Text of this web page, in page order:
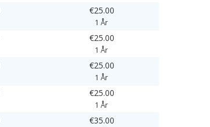
€25.00
1 År
€25.00
1 År
€25.00
1 År
€25.00
1 År
€35.00